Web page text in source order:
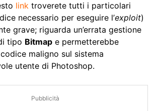
link troverete tutti i particolari
necessario per eseguire l’exploit)
grave; riguarda un’errata gestione
tipo Bitmap e permetterebbe
codice maligno sul sistema
utente di Photoshop.
Pubblicità